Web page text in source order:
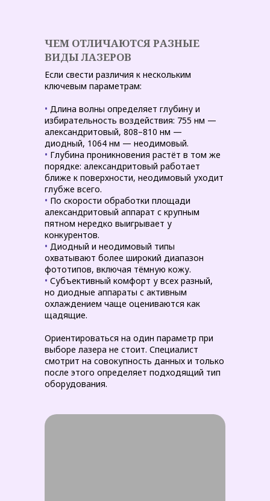
ЧЕМ ОТЛИЧАЮТСЯ РАЗНЫЕ
ВИДЫ ЛАЗЕРОВ
Если свести различия к нескольким
ключевым параметрам:
• Длина волны определяет глубину и
избирательность воздействия: 755 нм —
александритовый, 808–810 нм —
диодный, 1064 нм — неодимовый.
• Глубина проникновения растёт в том же
порядке: александритовый работает
ближе к поверхности, неодимовый уходит
глубже всего.
• По скорости обработки площади
александритовый аппарат с крупным
пятном нередко выигрывает у
конкурентов.
• Диодный и неодимовый типы
охватывают более широкий диапазон
фототипов, включая тёмную кожу.
• Субъективный комфорт у всех разный,
но диодные аппараты с активным
охлаждением чаще оцениваются как
щадящие.
Ориентироваться на один параметр при
выборе лазера не стоит. Специалист
смотрит на совокупность данных и только
после этого определяет подходящий тип
оборудования.